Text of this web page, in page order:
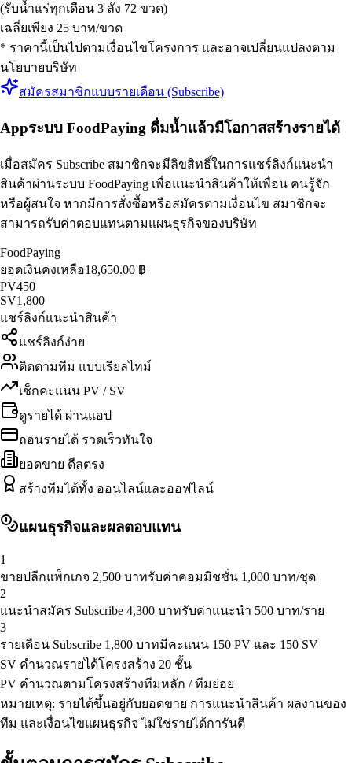
(รับน้ำแร่ทุกเดือน 3 ลัง 72 ขวด)
เฉลี่ยเพียง 25 บาท/ขวด
* ราคานี้เป็นไปตามเงื่อนไขโครงการ และอาจเปลี่ยนแปลงตาม
นโยบายบริษัท
สมัครสมาชิกแบบรายเดือน (Subscribe)
Appระบบ FoodPaying ดื่มน้ำแล้วมีโอกาสสร้างรายได้
เมื่อสมัคร Subscribe สมาชิกจะมีลิขสิทธิ์ในการแชร์ลิงก์แนะนำ
สินค้าผ่านระบบ FoodPaying เพื่อแนะนำสินค้าให้เพื่อน คนรู้จัก
หรือผู้สนใจ หากมีการสั่งซื้อหรือสมัครตามเงื่อนไข สมาชิกจะ
สามารถรับค่าตอบแทนตามแผนธุรกิจของบริษัท
FoodPaying
ยอดเงินคงเหลือ18,650.00 ฿
PV450
SV1,800
แชร์ลิงก์แนะนำสินค้า
แชร์ลิงก์ง่าย
ติดตามทีม แบบเรียลไทม์
เช็กคะแนน PV / SV
ดูรายได้ ผ่านแอป
ถอนรายได้ รวดเร็วทันใจ
ยอดขาย ดีลตรง
สร้างทีมได้ทั้ง ออนไลน์และออฟไลน์
แผนธุรกิจและผลตอบแทน
1
ขายปลีกแพ็กเกจ 2,500 บาทรับค่าคอมมิชชั่น 1,000 บาท/ชุด
2
แนะนำสมัคร Subscribe 4,300 บาทรับค่าแนะนำ 500 บาท/ราย
3
รายเดือน Subscribe 1,800 บาทมีคะแนน 150 PV และ 150 SV
SV คำนวณรายได้โครงสร้าง 20 ชั้น
PV คำนวณตามโครงสร้างทีมหลัก / ทีมย่อย
หมายเหตุ: รายได้ขึ้นอยู่กับยอดขาย การแนะนำสินค้า ผลงานของ
ทีม และเงื่อนไขแผนธุรกิจ ไม่ใช่รายได้การันตี